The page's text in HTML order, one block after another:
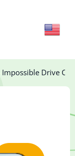
Impossible Drive